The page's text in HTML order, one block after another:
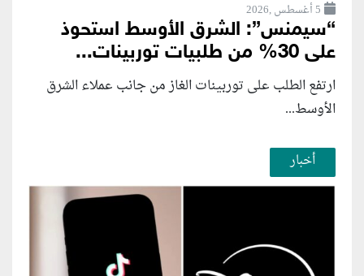
5 أغسطس ,2026
“سيمنس”: الشرق الأوسط استحوذ
على 30% من طلبيات توربينات...
ارتفع الطلب على توربينات الغاز من جانب عملاء الشرق
الأوسط...
أخبار